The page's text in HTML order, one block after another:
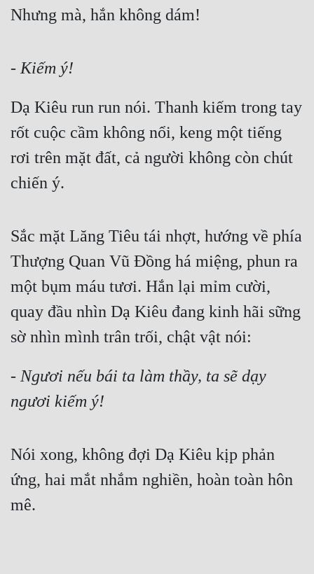
Nhưng mà, hắn không dám!
- Kiếm ý!
Dạ Kiêu run run nói. Thanh kiếm trong tay
rốt cuộc cầm không nổi, keng một tiếng
rơi trên mặt đất, cả người không còn chút
chiến ý.
Sắc mặt Lăng Tiêu tái nhợt, hướng về phía
Thượng Quan Vũ Đồng há miệng, phun ra
một bụm máu tươi. Hắn lại mỉm cười,
quay đầu nhìn Dạ Kiêu đang kinh hãi sững
sờ nhìn mình trân trối, chật vật nói:
- Ngươi nếu bái ta làm thầy, ta sẽ dạy
ngươi kiếm ý!
Nói xong, không đợi Dạ Kiêu kịp phản
ứng, hai mắt nhắm nghiền, hoàn toàn hôn
mê.